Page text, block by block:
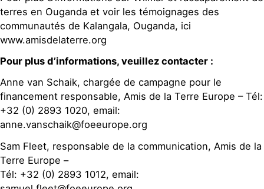
terres en Ouganda et voir les témoignages des
communautés de Kalangala, Ouganda, ici
www.amisdelaterre.org
Pour plus d’informations, veuillez contacter :
Anne van Schaik, chargée de campagne pour le
financement responsable, Amis de la Terre Europe – Tél:
+32 (0) 2893 1020, email:
anne.vanschaik@foeeurope.org
Sam Fleet, responsable de la communication, Amis de la
Terre Europe –
Tél: +32 (0) 2893 1012, email: